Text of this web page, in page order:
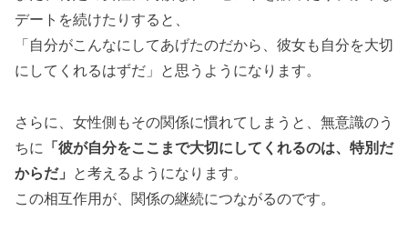
デートを続けたりすると、
「自分がこんなにしてあげたのだから、彼女も自分を大切
にしてくれるはずだ」と思うようになります。
さらに、女性側もその関係に慣れてしまうと、無意識のう
ちに
「彼が自分をここまで大切にしてくれるのは、特別だ
からだ」
と考えるようになります。
この相互作用が、関係の継続につながるのです。